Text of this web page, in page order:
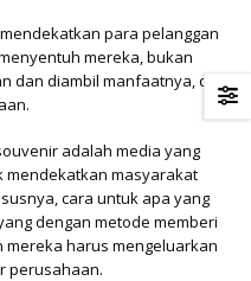
para pelanggan
mereka, bukan
dan diambil manfaatnya, dan
adalah media yang
mendekatkan masyarakat
cara untuk apa yang
dengan metode memberi
mereka harus mengeluarkan
perusahaan.